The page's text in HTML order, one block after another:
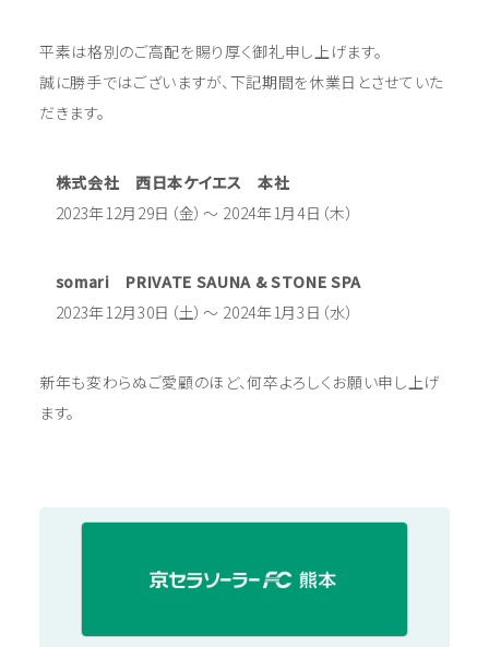
平素は格別のご高配を賜り厚く御礼申し上げます。
誠に勝手ではございますが、下記期間を休業日とさせていた
だきます。
株式会社 西日本ケイエス 本社
2023年12月29日（金）～ 2024年1月4日（木）
somari PRIVATE SAUNA & STONE SPA
2023年12月30日（土）～ 2024年1月3日（水）
新年も変わらぬご愛顧のほど、何卒よろしくお願い申し上げ
ます。